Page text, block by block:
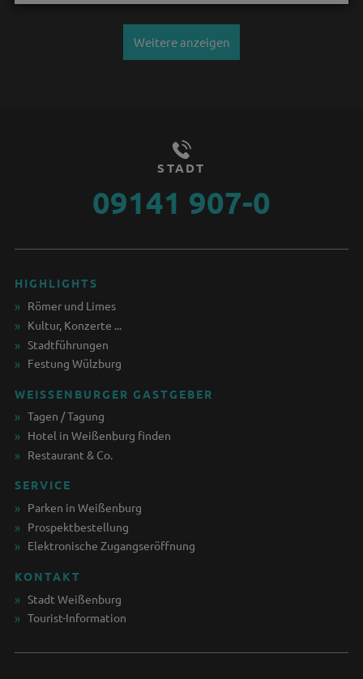
Weitere anzeigen
STADT
09141 907-0
HIGHLIGHTS
Römer und Limes
Kultur, Konzerte ...
Stadtführungen
Festung Wülzburg
WEISSENBURGER GASTGEBER
Tagen / Tagung
Hotel in Weißenburg finden
Restaurant & Co.
SERVICE
Parken in Weißenburg
Prospektbestellung
Elektronische Zugangseröffnung
KONTAKT
Stadt Weißenburg
Tourist-Information